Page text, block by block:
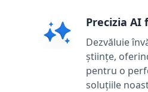
Precizia AI
Dezvăluie
științe,
pentru o
soluțiile